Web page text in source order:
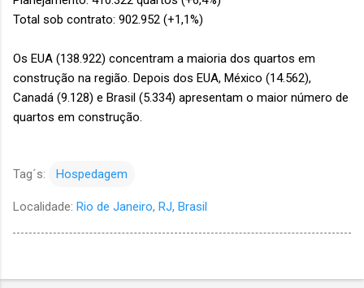
Total sob contrato: 902.952 (+1,1%)
Os EUA (138.922) concentram a maioria dos quartos em
construção na região. Depois dos EUA, México (14.562),
Canadá (9.128) e Brasil (5.334) apresentam o maior número de
quartos em construção.
Tag´s: Hospedagem
Localidade: Rio de Janeiro, RJ, Brasil